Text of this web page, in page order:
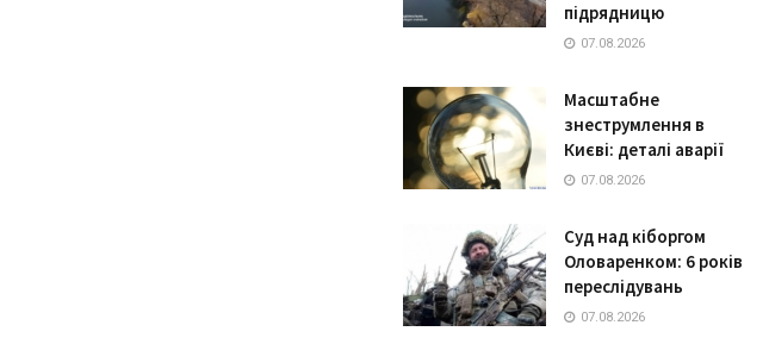
підрядницю
07.08.2026
Масштабне
знеструмлення в
Києві: деталі аварії
07.08.2026
Суд над кіборгом
Оловаренком: 6 років
переслідувань
07.08.2026